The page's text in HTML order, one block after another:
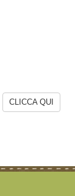
CLICCA QUI